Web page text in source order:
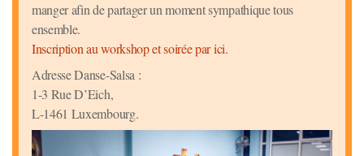
manger afin de partager un moment sympathique tous
ensemble.
Inscription au workshop et soirée par ici.
Adresse Danse-Salsa :
1-3 Rue D’Eich,
L-1461 Luxembourg.